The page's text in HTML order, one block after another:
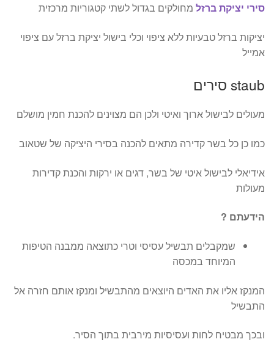
סירי יציקת ברזל מחולקים בגדול לשתי קטגוריות מרכזית
יציקות ברזל טבעיות ללא ציפוי וכלי בישול יציקת ברזל עם ציפוי
אמייל
staub סירים
מעולים לבישול ארוך ואיטי ולכן הם מצוינים להכנת חמין מושלם
כמו כן כל בשר קדירה מתאים להכנה בסירי היציקה של שטאוב
אידיאלי לבישול איטי של בשר, דגים או ירקות והכנת קדירות
מעולות
הידעתם ?
שמקבלים תבשיל עסיסי וטרי כתוצאה ממבנה הטיפות
המיוחד במכסה
המנקז אליו את האדים היוצאים מהתבשיל ומנקז אותם חזרה אל
התבשיל
ובכך מבטיח לחות ועסיסיות מירבית בתוך הסיר.